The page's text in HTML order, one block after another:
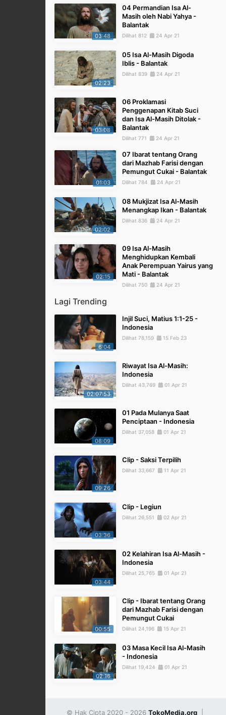
03:48
04 Permandian Isa Al-
Masih oleh Nabi Yahya -
Balantak
Dilihat 812 24 Apr 21
02:23
05 Isa Al-Masih Digoda
Iblis - Balantak
Dilihat 839 24 Apr 21
03:08
06 Proklamasi
Penggenapan Kitab Suci
dan Isa Al-Masih Ditolak -
Balantak
Dilihat 771 24 Apr 21
01:03
07 Ibarat tentang Orang
dari Mazhab Farisi dengan
Pemungut Cukai - Balantak
Dilihat 784 24 Apr 21
02:02
08 Mukjizat Isa Al-Masih
Menangkap Ikan - Balantak
Dilihat 836 24 Apr 21
02:15
09 Isa Al-Masih
Menghidupkan Kembali
Anak Perempuan Yairus yang
Mati - Balantak
Dilihat 750 24 Apr 21
Lagi Trending
6:04
Injil Suci, Matius 1:1-25 -
Indonesia
Dilihat 78,159 15 Feb 23
02:07:53
Riwayat Isa Al-Masih:
Indonesia
Dilihat 43,769 01 Apr 21
08:09
01 Pada Mulanya Saat
Penciptaan - Indonesia
Dilihat 37,058 01 Apr 21
09:26
Clip - Saksi Terpilih
Dilihat 33,667 11 Apr 21
03:36
Clip - Legiun
Dilihat 26,551 02 Apr 21
03:44
02 Kelahiran Isa Al-Masih -
Indonesia
Dilihat 25,765 01 Apr 21
00:55
Clip - Ibarat tentang Orang
dari Mazhab Farisi dengan
Pemungut Cukai
Dilihat 24,196 15 Apr 21
02:16
03 Masa Kecil Isa Al-Masih
- Indonesia
Dilihat 19,424 01 Apr 21
© Hak Cipta 2020 - 2026 TokoMedia.org|